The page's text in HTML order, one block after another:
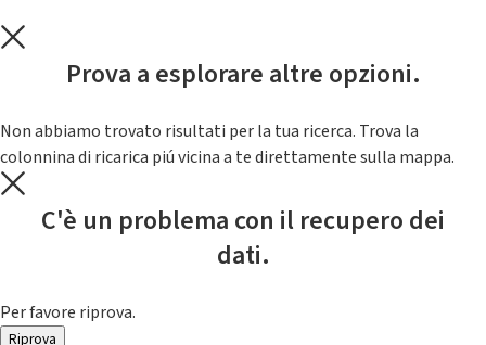
Prova a esplorare altre opzioni.
Non abbiamo trovato risultati per la tua ricerca. Trova la
colonnina di ricarica piú vicina a te direttamente sulla mappa.
C'è un problema con il recupero dei
dati.
Per favore riprova.
Riprova